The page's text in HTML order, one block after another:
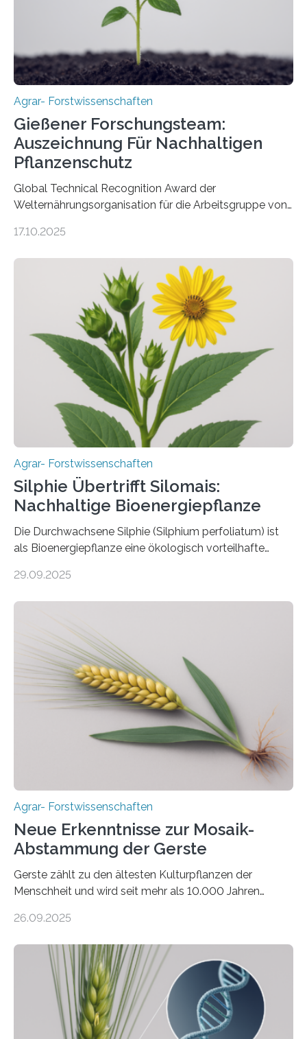
Agrar- Forstwissenschaften
Gießener Forschungsteam:
Auszeichnung Für Nachhaltigen
Pflanzenschutz
Global Technical Recognition Award der
Welternährungsorganisation für die Arbeitsgruppe von
Insektenbiotechnologie der JLU Insekten spielen eine
aber Krankheiten übertragen und der Landwirtschaft
und dem Gartenbau erhebliche Schäden zufügen. Es ist
daher entscheidend, Schadinsekten effektiv zu
bekämpfen, während gleichzeitig nützliche Insekten
erhalten bleiben. An der Justus-Liebig-Universität
Gießen (JLU) erforscht die Arbeitsgruppe von Prof. Dr.
Marc F. Schetelig am Institut für
Insektenbiotechnologie neue biologische und
biotechnologische Verfahren zur…
17.10.2025
Agrar- Forstwissenschaften
Silphie Übertrifft Silomais:
Nachhaltige Bioenergiepflanze
Die Durchwachsene Silphie (Silphium perfoliatum) ist
als Bioenergiepflanze eine ökologisch vorteilhafte
mehrjährigen Vergleichsstudie von Forschenden der
nach nachhaltigen Alternativen zur Energiegewinnung
aus landwirtschaftlichen Kulturen ist ein zentrales
Anliegen im Zuge der europäischen Klimaziele, bis
2050 klimaneutral zu werden. In Deutschland dominiert
bislang der Mais als Energiepflanze, doch sein Anbau
bringt ökologische Herausforderungen mit sich:
Bodenerosion, Nährstoffauswaschung und…
29.09.2025
Agrar- Forstwissenschaften
Neue Erkenntnisse zur Mosaik-
Abstammung der Gerste
Gerste zählt zu den ältesten Kulturpflanzen der
Menschheit und wird seit mehr als 10.000 Jahren
einzigen Ort domestiziert wurde. Eine neue Studie eines
Instituts für Pflanzengenetik und
Kulturpflanzenforschung (IPK) zeigt, dass die heutige
Gerste aus verschiedenen Wildpopulationen im
sogenannten Fruchtbaren Halbmond hervorgegangen
ist. Sie besitzt also eine Art „Mosaik-Abstammung“. Die
26.09.2025